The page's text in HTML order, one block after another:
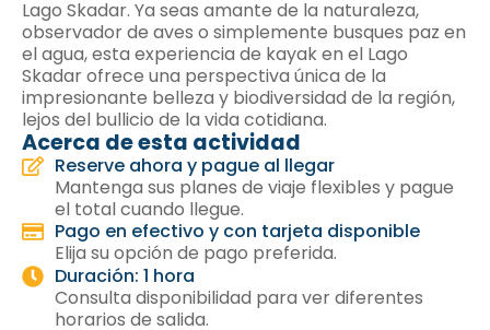
Lago Skadar. Ya seas amante de la naturaleza,
observador de aves o simplemente busques paz en
el agua, esta experiencia de kayak en el Lago
Skadar ofrece una perspectiva única de la
impresionante belleza y biodiversidad de la región,
lejos del bullicio de la vida cotidiana.
Acerca de esta actividad
Reserve ahora y pague al llegar
Mantenga sus planes de viaje flexibles y pague
el total cuando llegue.
Pago en efectivo y con tarjeta disponible
Elija su opción de pago preferida.
Duración: 1 hora
Consulta disponibilidad para ver diferentes
horarios de salida.